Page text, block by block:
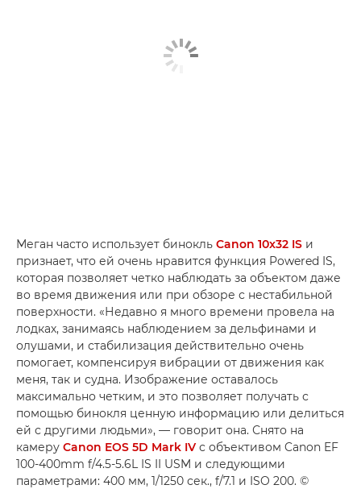
Меган часто использует бинокль Canon 10x32 IS и
признает, что ей очень нравится функция Powered IS,
которая позволяет четко наблюдать за объектом даже
во время движения или при обзоре с нестабильной
поверхности. «Недавно я много времени провела на
лодках, занимаясь наблюдением за дельфинами и
олушами, и стабилизация действительно очень
помогает, компенсируя вибрации от движения как
меня, так и судна. Изображение оставалось
максимально четким, и это позволяет получать с
помощью бинокля ценную информацию или делиться
ей с другими людьми», — говорит она. Снято на
камеру Canon EOS 5D Mark IV с объективом Canon EF
100-400mm f/4.5-5.6L IS II USM и следующими
параметрами: 400 мм, 1/1250 сек., f/7.1 и ISO 200. ©